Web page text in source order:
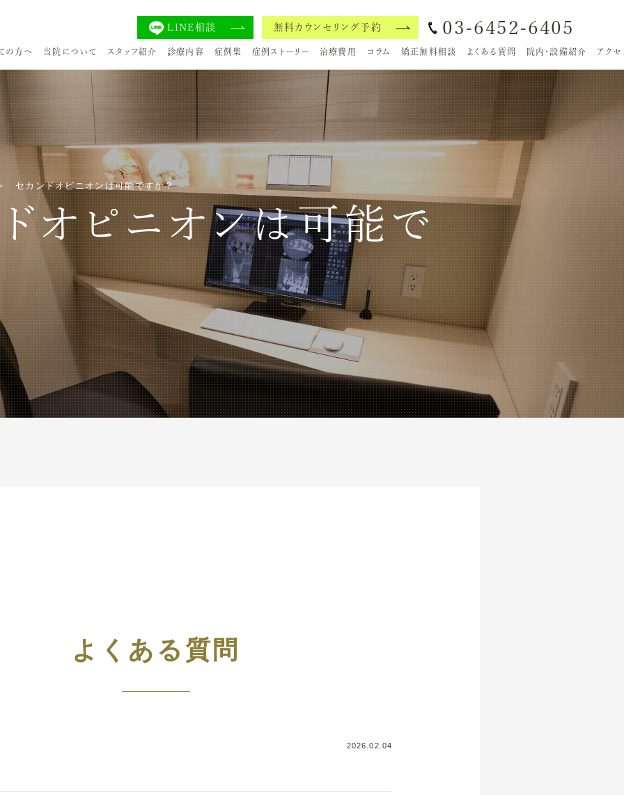
LINE相談 無料カウンセリング予約 03-6452-6405
の方へ 当院について スタッフ紹介 診療内容 症例集 症例ストーリー 治療費用 コラム 矯正無料相談 よくある質問 院内・設備紹介 アクセ
セカンドオピニオンは可能ですか？
オピニオンは可能で
よくある質問
2026.02.04